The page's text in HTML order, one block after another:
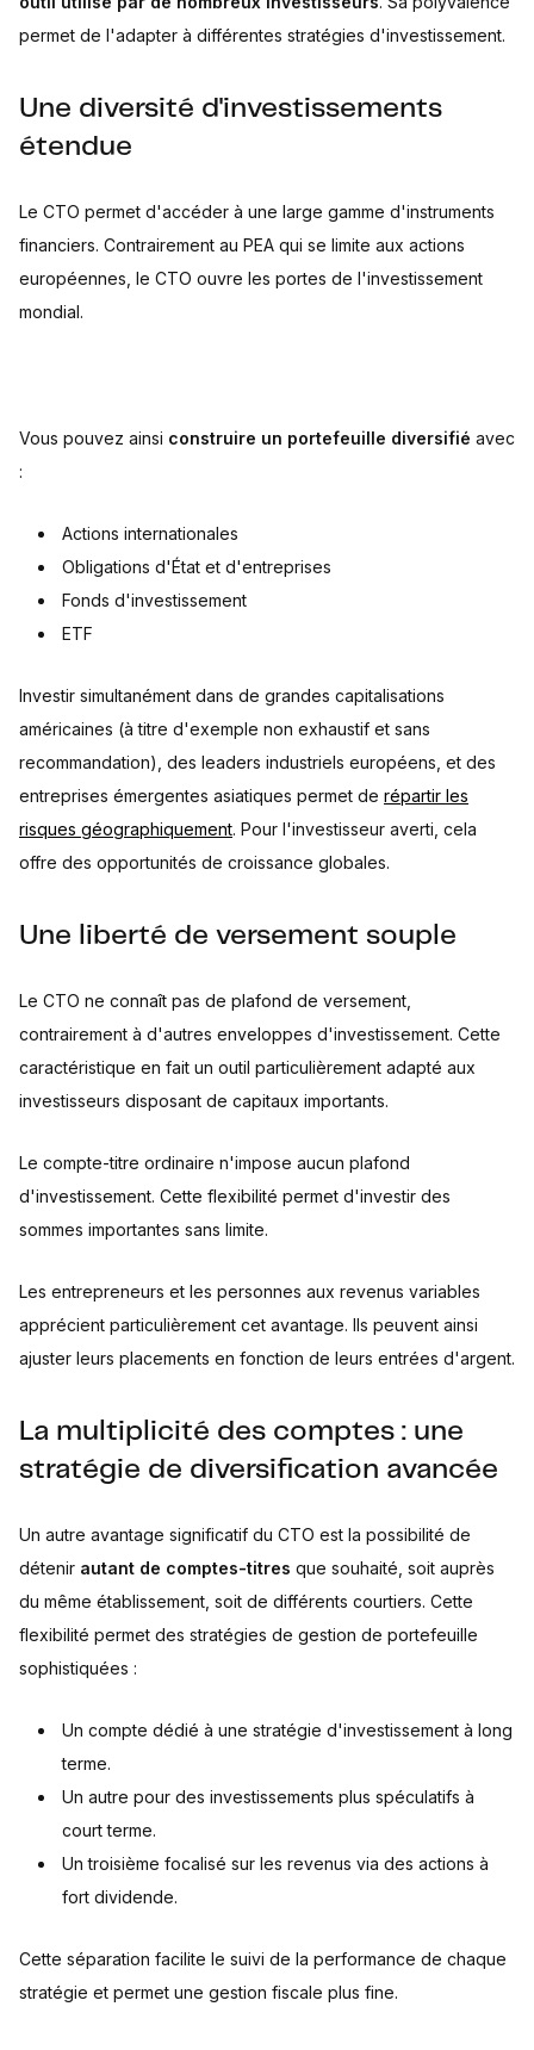
permet de l'adapter à différentes stratégies d'investissement.
Une diversité d'investissements
étendue
Le CTO permet d'accéder à une large gamme d'instruments
financiers. Contrairement au PEA qui se limite aux actions
européennes, le CTO ouvre les portes de l'investissement
mondial.
Vous pouvez ainsi construire un portefeuille diversifié avec
:
Actions internationales
Obligations d'État et d'entreprises
Fonds d'investissement
ETF
Investir simultanément dans de grandes capitalisations
américaines (à titre d'exemple non exhaustif et sans
recommandation), des leaders industriels européens, et des
entreprises émergentes asiatiques permet de répartir les
risques géographiquement. Pour l'investisseur averti, cela
offre des opportunités de croissance globales.
Une liberté de versement souple
Le CTO ne connaît pas de plafond de versement,
contrairement à d'autres enveloppes d'investissement. Cette
caractéristique en fait un outil particulièrement adapté aux
investisseurs disposant de capitaux importants.
Le compte-titre ordinaire n'impose aucun plafond
d'investissement. Cette flexibilité permet d'investir des
sommes importantes sans limite.
Les entrepreneurs et les personnes aux revenus variables
apprécient particulièrement cet avantage. Ils peuvent ainsi
ajuster leurs placements en fonction de leurs entrées d'argent.
La multiplicité des comptes : une
stratégie de diversification avancée
Un autre avantage significatif du CTO est la possibilité de
détenir autant de comptes-titres que souhaité, soit auprès
du même établissement, soit de différents courtiers. Cette
flexibilité permet des stratégies de gestion de portefeuille
sophistiquées :
Un compte dédié à une stratégie d'investissement à long
terme.
Un autre pour des investissements plus spéculatifs à
court terme.
Un troisième focalisé sur les revenus via des actions à
fort dividende.
Cette séparation facilite le suivi de la performance de chaque
stratégie et permet une gestion fiscale plus fine.